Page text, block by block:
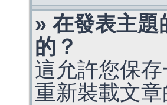
» 在發表主題
的？
這允許您保
重新裝載文